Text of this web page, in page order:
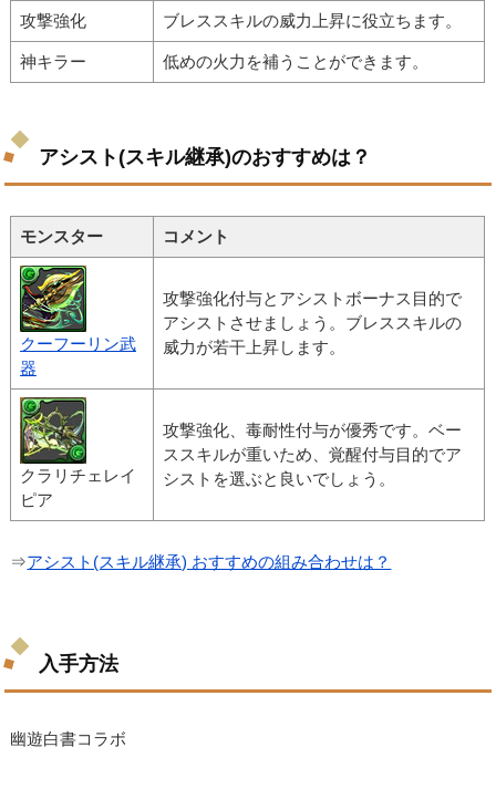
攻撃強化 ブレススキルの威力上昇に役立ちます。
神キラー 低めの火力を補うことができます。
アシスト(スキル継承)のおすすめは？
モンスター コメント
クーフーリン武
器
攻撃強化付与とアシストボーナス目的で
アシストさせましょう。ブレススキルの
威力が若干上昇します。
クラリチェレイ
ピア
攻撃強化、毒耐性付与が優秀です。ベー
ススキルが重いため、覚醒付与目的でア
シストを選ぶと良いでしょう。
⇒アシスト(スキル継承) おすすめの組み合わせは？
入手方法
幽遊白書コラボ